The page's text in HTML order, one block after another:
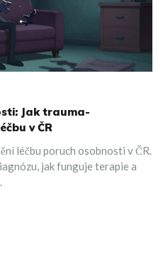
Jak trauma-
v ČR
léčbu poruch osobnosti v ČR.
jak funguje terapie a